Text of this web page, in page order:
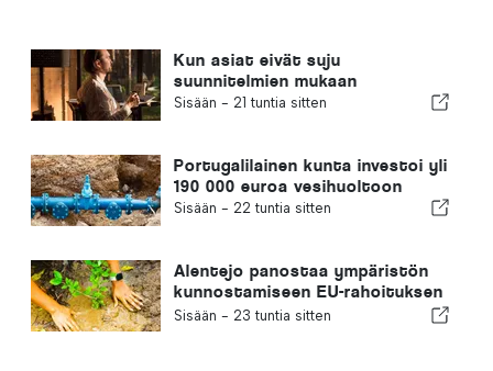
Kun asiat eivät suju
suunnitelmien mukaan
Sisään - 21 tuntia sitten
Portugalilainen kunta investoi yli
190 000 euroa vesihuoltoon
Sisään - 22 tuntia sitten
Alentejo panostaa ympäristön
kunnostamiseen EU-rahoituksen
avulla
Sisään - 23 tuntia sitten